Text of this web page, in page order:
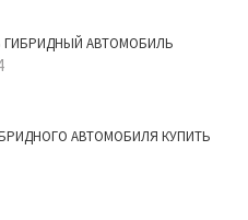
ГИБРИДНЫЙ АВТОМОБИЛЬ
АВТОМОБИЛЯ КУПИТЬ